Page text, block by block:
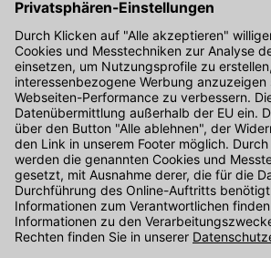
Hier gibt's die kostenlose App
Kontakt
Unser Onlineshop Team ist montags bis
Uhr unter der Telefonnummer07071 / 151-151
Alternativ können Sie unser Kontaktformular
Den Kontakt direkt in unsere